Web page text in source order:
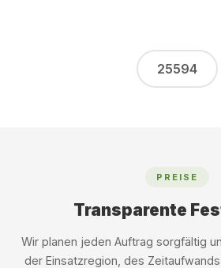
25594
PREISE
Transparente
Wir planen jeden Auftrag sorgfältig
der Einsatzregion, des